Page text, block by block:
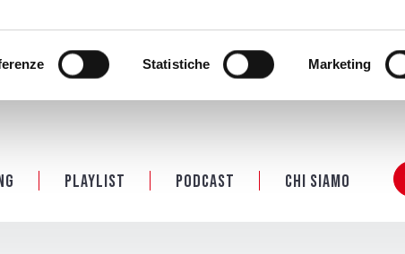
Statistiche Marketing
Playlist PODCAST Chi siamo